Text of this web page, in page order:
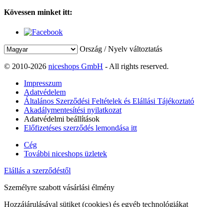
Kövessen minket itt:
Ország / Nyelv változtatás
© 2010-2026 niceshops GmbH - All rights reserved.
Impresszum
Adatvédelem
Általános Szerződési Feltételek és Elállási Tájékoztató
Akadálymentesítési nyilatkozat
Adatvédelmi beállítások
Előfizetéses szerződés lemondása itt
Cég
További niceshops üzletek
Elállás a szerződéstől
Személyre szabott vásárlási élmény
Hozzájárulásával sütiket (cookies) és egyéb technológiákat